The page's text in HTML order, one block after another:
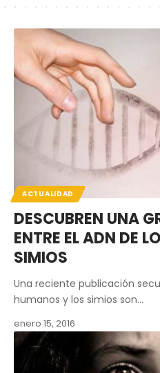
ACTUALIDAD
DESCUBREN UNA
ENTRE EL ADN DE
SIMIOS
Una reciente publicación
humanos y los simios son…
enero 15, 2016